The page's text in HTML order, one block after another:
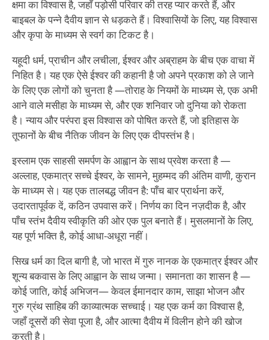
क्षमा का विश्वास है, जहाँ पड़ोसी परिवार की तरह प्यार करते हैं, और
बाइबल के पन्ने दैवीय ज्ञान से धड़कते हैं। विश्वासियों के लिए, यह विश्वास
और कृपा के माध्यम से स्वर्ग का टिकट है।
यहूदी धर्म, प्राचीन और लचीला, ईश्वर और अब्राहम के बीच एक वाचा में
निहित है। यह एक ऐसे ईश्वर की कहानी है जो अपने प्रकाश को ले जाने
के लिए एक लोगों को चुनता है —तोराह के नियमों के माध्यम से, एक अभी
आने वाले मसीहा के माध्यम से, और एक शनिवार जो दुनिया को रोकता
है। न्याय और परंपरा इस विश्वास को पोषित करते हैं, जो इतिहास के
तूफानों के बीच नैतिक जीवन के लिए एक दीपस्तंभ है।
इस्लाम एक साहसी समर्पण के आह्वान के साथ प्रवेश करता है —
अल्लाह, एकमात्र सच्चे ईश्वर, के सामने, मुहम्मद की अंतिम वाणी, कुरान
के माध्यम से। यह एक तालबद्ध जीवन है: पाँच बार प्रार्थना करें,
उदारतापूर्वक दें, कठिन उपवास करें। निर्णय का दिन नज़दीक है, और
पाँच स्तंभ दैवीय स्वीकृति की ओर एक पुल बनाते हैं। मुसलमानों के लिए,
यह पूर्ण भक्ति है, कोई आधा-अधूरा नहीं।
सिख धर्म का दिल बागी है, जो भारत में गुरु नानक के एकमात्र ईश्वर और
शून्य बकवास के लिए आह्वान के साथ जन्मा। समानता का शासन है —
कोई जाति, कोई अभिजन— केवल ईमानदार काम, साझा भोजन और
गुरु ग्रंथ साहिब की काव्यात्मक सच्चाई। यह एक कर्म का विश्वास है,
जहाँ दूसरों की सेवा पूजा है, और आत्मा दैवीय में विलीन होने की खोज
करती है।